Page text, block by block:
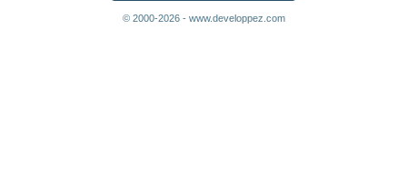
© 2000-2026 - www.developpez.com